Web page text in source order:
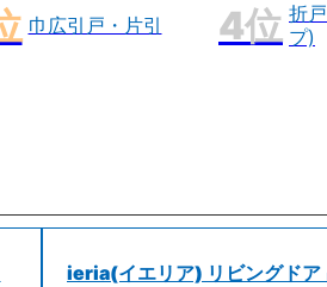
巾広引戸・片引
折
プ)
ieria(イエリア) リビングドア